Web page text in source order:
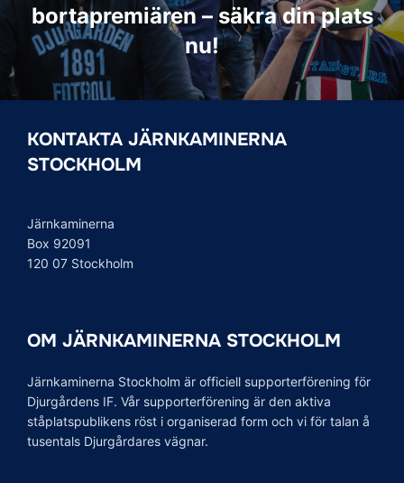
bortapremiären – säkra din plats
nu!
KONTAKTA JÄRNKAMINERNA
STOCKHOLM
Järnkaminerna
Box 92091
120 07 Stockholm
OM JÄRNKAMINERNA STOCKHOLM
Järnkaminerna Stockholm är officiell supporterförening för
Djurgårdens IF. Vår supporterförening är den aktiva
ståplatspublikens röst i organiserad form och vi för talan å
tusentals Djurgårdares vägnar.